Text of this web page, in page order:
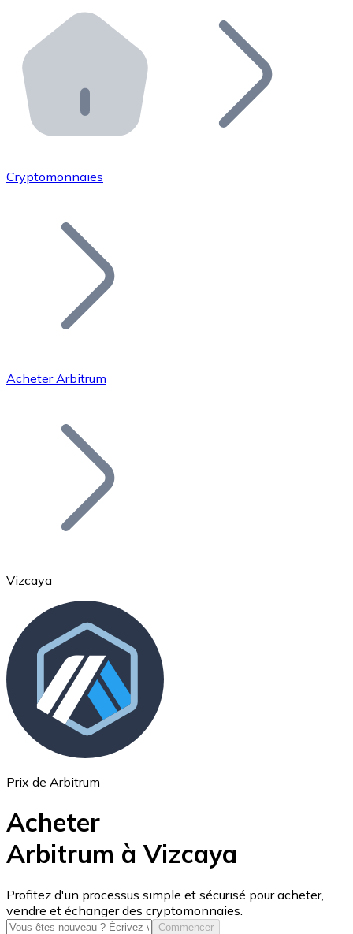
Distributeurs automatiques Bitnovo
Intégrez un ATM Bitnovo dans votre entreprise et
API Bitnovo
Intégrez notre API dans votre écosystème.
Rejoignez notre réseau de distributeurs et
Ajoutez le token de votre projet à notre service
Bitcoin
Ethereum
ETH
USD Coin
USDC
Cryptomonnaies
Acheter Arbitrum
Vizcaya
Prix de Arbitrum
Acheter
Arbitrum à Vizcaya
Profitez d'un processus simple et sécurisé pour acheter,
vendre et échanger des cryptomonnaies.
Commencer